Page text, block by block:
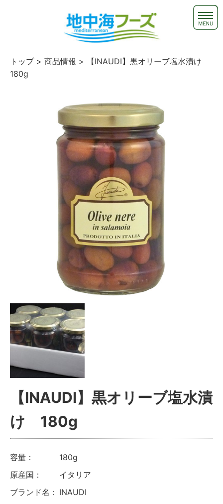
トップ> 商品情報 > 【INAUDI】黒オリーブ塩水漬け
180g
【INAUDI】黒オリーブ塩水漬
け 180g
容量：
180g
原産国：
イタリア
ブランド名： INAUDI